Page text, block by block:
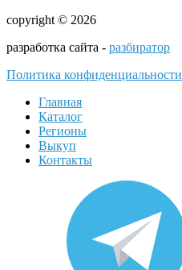
copyright © 2026
разработка сайта - разбиратор
Политика конфиденциальности
Главная
Каталог
Регионы
Выкуп
Контакты